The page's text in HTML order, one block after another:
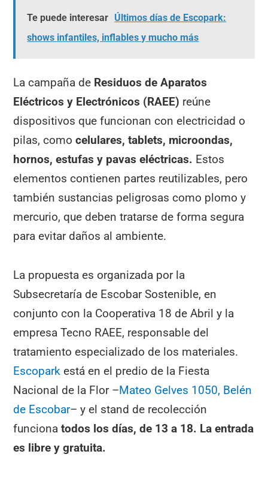
Te puede interesar Últimos días de Escopark:
shows infantiles, inflables y mucho más
La campaña de Residuos de Aparatos
Eléctricos y Electrónicos (RAEE) reúne
dispositivos que funcionan con electricidad o
pilas, comocelulares, tablets, microondas,
hornos, estufas y pavas eléctricas. Estos
elementos contienen partes reutilizables, pero
también sustancias peligrosas como plomo y
mercurio, que deben tratarse de forma segura
para evitar daños al ambiente.
La propuesta es organizada por la
Subsecretaría de Escobar Sostenible, en
conjunto con la Cooperativa 18 de Abril y la
empresa Tecno RAEE, responsable del
tratamiento especializado de los materiales.
Escopark está en el predio de la Fiesta
Nacional de la Flor –Mateo Gelves 1050, Belén
de Escobar– y el stand de recolección
funcionatodos los días, de 13 a 18. La entrada
es libre y gratuita.